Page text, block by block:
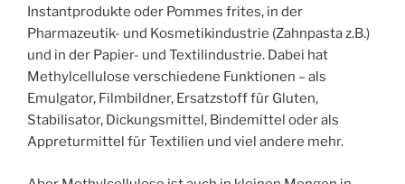
Instantprodukte oder Pommes frites, in der
Pharmazeutik- und Kosmetikindustrie (Zahnpasta z.B.)
und in der Papier- und Textilindustrie. Dabei hat
Methylcellulose verschiedene Funktionen – als
Emulgator, Filmbildner, Ersatzstoff für Gluten,
Stabilisator, Dickungsmittel, Bindemittel oder als
Appreturmittel für Textilien und viel andere mehr.